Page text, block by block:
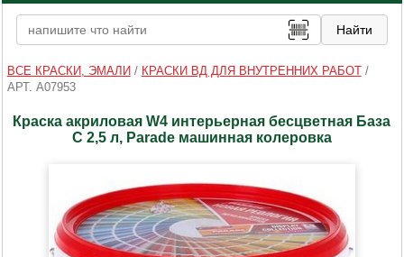
ВСЕ КРАСКИ, ЭМАЛИ / КРАСКИ ВД ДЛЯ ВНУТРЕННИХ РАБОТ/
АРТ. A07953
Краска акриловая W4 интерьерная бесцветная База
С 2,5 л, Parade машинная колеровка